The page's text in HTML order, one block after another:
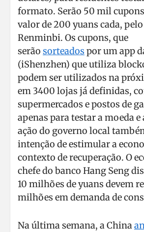
formato. Serão 50 mil
valor de 200 yuans cada,
Renminbi. Os cupons, que
serão sorteados por um app
(iShenzhen) que utiliza
podem ser utilizados na
em 3400 lojas já definidas,
supermercados e postos de
apenas para testar a moeda e
ação do governo local
intenção de estimular a
contexto de recuperação. O
chefe do banco Hang Seng
10 milhões de yuans devem
milhões em demanda de
Na última semana, a China